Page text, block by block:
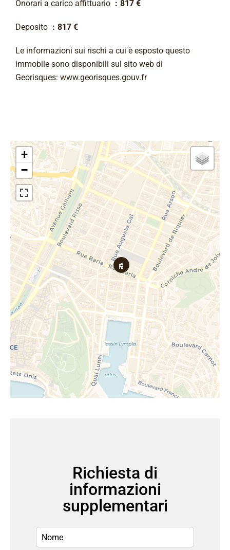
Onorari a carico affittuario 817 €
Deposito 817 €
Le informazioni sui rischi a cui è esposto questo
immobile sono disponibili sul sito web di
Georisques: www.georisques.gouv.fr
+
−
Richiesta di
informazioni
supplementari